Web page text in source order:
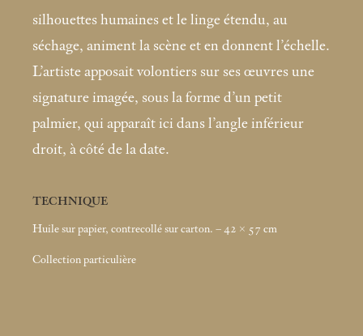
silhouettes humaines et le linge étendu, au
séchage, animent la scène et en donnent l’échelle.
L’artiste apposait volontiers sur ses œuvres une
signature imagée, sous la forme d’un petit
palmier, qui apparaît ici dans l’angle inférieur
droit, à côté de la date.
TECHNIQUE
Huile sur papier, contrecollé sur carton. – 42 × 57 cm
Collection particulière